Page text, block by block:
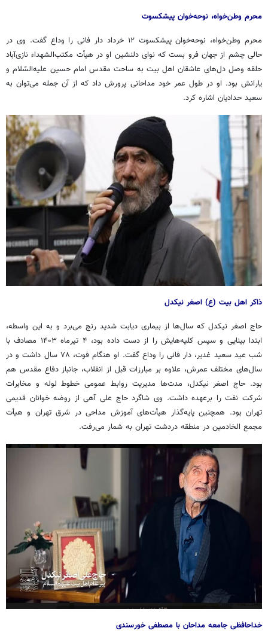
محرم وطن‌خواه، نوحه‌خوان پیشکسوت
محرم وطن‌خواه، نوحه‌خوان پیشکسوت ۱۲ خرداد دار فانی را وداع گفت. وی در
حالی چشم از جهان فرو بست که نوای دلنشین او در هیأت مکتب‌الشهداء نازی‌آباد
حلقه وصل دل‌های عاشقان اهل بیت به ساحت مقدس امام حسین علیه‌السّلام و
یارانش بود. او در طول عمر خود مداحانی پرورش داد که از آن جمله می‌توان به
سعید حدادیان اشاره کرد.
ذاکر اهل بیت (ع) اصغر نیکدل
حاج اصغر نیکدل که سال‌ها از بیماری دیابت شدید رنج می‌برد و به این واسطه،
ابتدا بینایی و سپس کلیه‌هایش را از دست داده بود، ۴ تیرماه
۱۴۰۳
مصادف با
شب عید سعید غدیر، دار فانی را وداع گفت. او هنگام فوت، ۷۸ سال داشت و در
سال‌های مختلف عمرش، علاوه بر مبارزات قبل از انقلاب، جانباز دفاع مقدس هم
بود. حاج اصغر نیکدل، مدت‌ها مدیریت روابط عمومی خطوط لوله و مخابرات
شرکت نفت را برعهده داشت. وی شاگرد حاج علی آهی از روضه خوانان قدیمی
تهران بود. همچنین پایه‌گذار هیأت‌های آموزش مداحی در شرق تهران و هیأت
مجمع الخادمین در منطقه دردشت تهران به شمار می‌رفت.
خداحافظی جامعه مداحان با مصطفیخورسندی